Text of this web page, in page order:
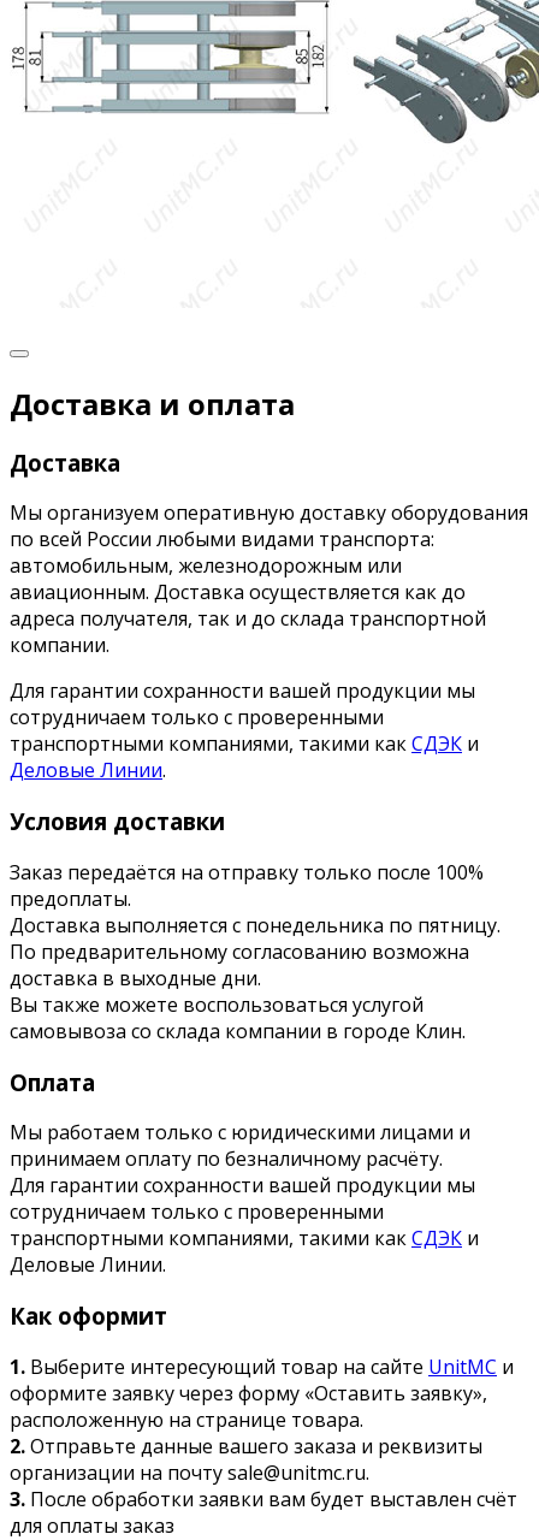
Доставка и оплата
Доставка
Мы организуем оперативную доставку оборудования
по всей России любыми видами транспорта:
автомобильным, железнодорожным или
авиационным. Доставка осуществляется как до
адреса получателя, так и до склада транспортной
компании.
Для гарантии сохранности вашей продукции мы
сотрудничаем только с проверенными
транспортными компаниями, такими какСДЭК и
Деловые Линии.
Условия доставки
Заказ передаётся на отправку только после 100%
предоплаты.
Доставка выполняется с понедельника по пятницу.
По предварительному согласованию возможна
доставка в выходные дни.
Вы также можете воспользоваться услугой
самовывоза со склада компании в городе Клин.
Оплата
Мы работаем только с юридическими лицами и
принимаем оплату по безналичному расчёту.
Для гарантии сохранности вашей продукции мы
сотрудничаем только с проверенными
транспортными компаниями, такими какСДЭК и
Деловые Линии.
Как оформит
1. Выберите интересующий товар на сайте UnitMC и
оформите заявку через форму «Оставить заявку»,
расположенную на странице товара.
2.Отправьте данные вашего заказа и реквизиты
организации на почту sale@unitmc.ru.
3. После обработки заявки вам будет выставлен счёт
для оплаты заказ